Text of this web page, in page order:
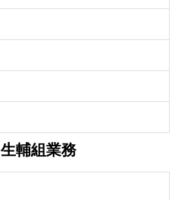
生輔組業務